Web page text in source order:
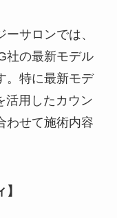
サロンでは、
社の最新モデル
。特に最新モデ
活用したカウン
わせて施術内容